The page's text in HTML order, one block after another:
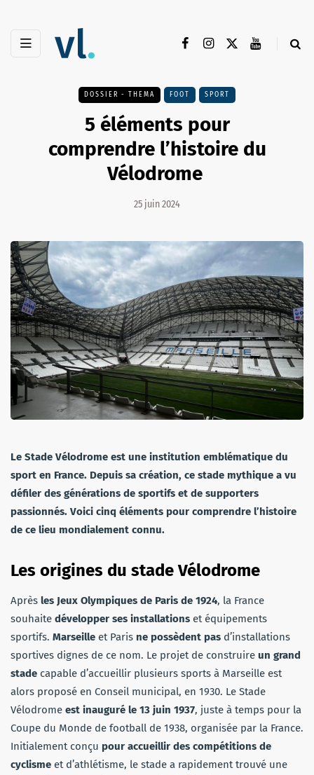
DOSSIER - THEMA FOOT SPORT
5 éléments pour
comprendre l’histoire du
Vélodrome
25 juin 2024
Le Stade Vélodrome est une institution emblématique du
sport en France. Depuis sa création, ce stade mythique a vu
défiler des générations de sportifs et de supporters
passionnés. Voici cinq éléments pour comprendre l’histoire
de ce lieu mondialement connu.
Les origines du stade Vélodrome
Après les Jeux Olympiques de Paris de 1924, la France
souhaite développer ses installations et équipements
sportifs. Marseille et Paris ne possèdent pas d’installations
sportives dignes de ce nom. Le projet de construire un grand
stade capable d’accueillir plusieurs sports à Marseille est
alors proposé en Conseil municipal, en 1930. Le Stade
Vélodrome est inauguré le 13 juin 1937, juste à temps pour la
Coupe du Monde de football de 1938, organisée par la France.
Initialement conçu pour accueillir des compétitions de
cyclisme et d’athlétisme, le stade a rapidement trouvé une